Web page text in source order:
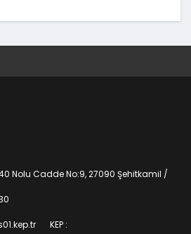
Nolu Cadde No:9, 27090 Şehitkamil /
KEP :